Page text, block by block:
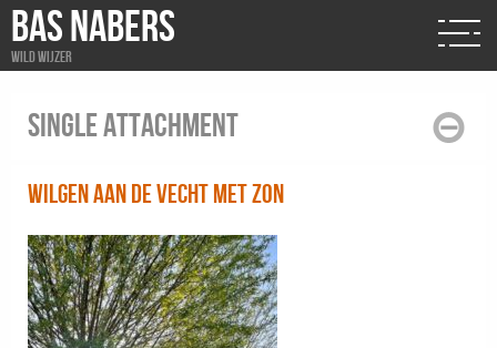
BAS NABERS
Wild wijzer
Single attachment
Wilgen aan de Vecht met zon